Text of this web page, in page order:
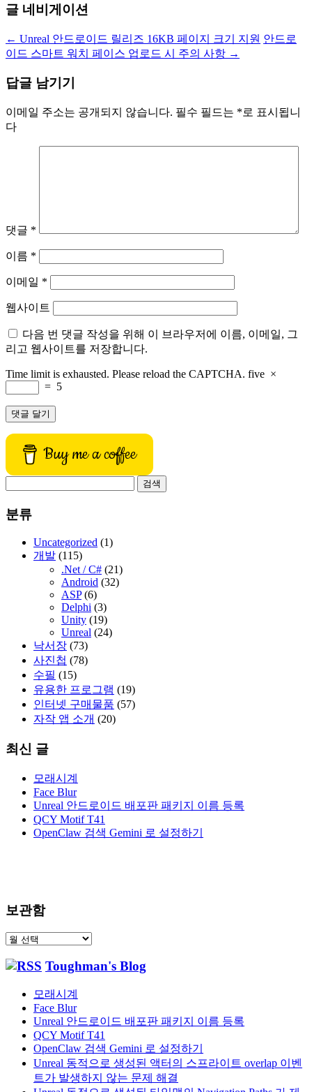
글 네비게이션
← Unreal 안드로이드 릴리즈 16KB 페이지 크기 지원 안드로
이드 스마트 워치 페이스 업로드 시 주의 사항 →
답글 남기기
이메일 주소는 공개되지 않습니다. 필수 필드는 *로 표시됩니
다
댓글 *
이름 *
이메일 *
웹사이트
다음 번 댓글 작성을 위해 이 브라우저에 이름, 이메일, 그
리고 웹사이트를 저장합니다.
Time limit is exhausted. Please reload the CAPTCHA. five ×
= 5
Buy me a coffee
분류
Uncategorized (1)
개발 (115)
.Net / C# (21)
Android (32)
ASP(6)
Delphi (3)
Unity (19)
Unreal (24)
낙서장 (73)
사진첩 (78)
수필 (15)
유용한 프로그램 (19)
인터넷 구매물품 (57)
자작 앱 소개 (20)
최신 글
모래시계
Face Blur
Unreal 안드로이드 배포판 패키지 이름 등록
QCY Motif T41
OpenClaw 검색 Gemini 로 설정하기
보관함
보
함
Toughman's Blog
모래시계
Face Blur
Unreal 안드로이드 배포판 패키지 이름 등록
QCY Motif T41
OpenClaw 검색 Gemini 로 설정하기
Unreal 동적으로 생성된 액터의 스프라이트 overlap 이벤
트가 발생하지 않는 문제 해결